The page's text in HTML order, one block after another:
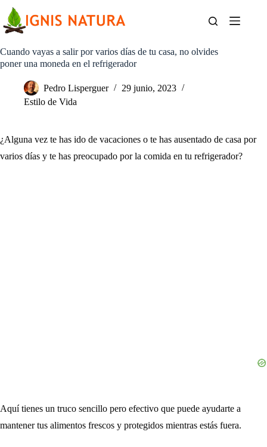
contenido
Cuando vayas a salir por varios días de tu casa, no olvides
poner una moneda en el refrigerador
Pedro Lisperguer
29 junio, 2023
Estilo de Vida
¿Alguna vez te has ido de vacaciones o te has ausentado de casa por
varios días y te has preocupado por la comida en tu refrigerador?
Aquí tienes un truco sencillo pero efectivo que puede ayudarte a
mantener tus alimentos frescos y protegidos mientras estás fuera.